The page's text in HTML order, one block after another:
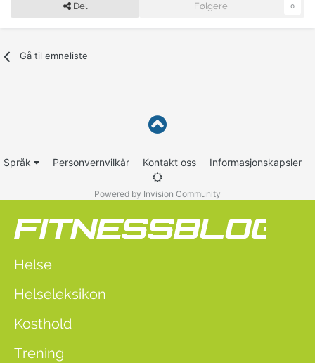
Del Følgere 0
Gå til emneliste
Språk Personvernvilkår Kontakt oss Informasjonskapsler
Powered by Invision Community
Helse
Helseleksikon
Kosthold
Trening